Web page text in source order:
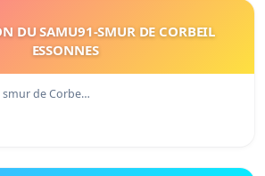
DU SAMU91-SMUR DE CORBEIL
ESSONNES
smur de Corbe…